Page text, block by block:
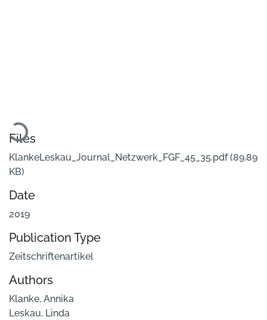
Loading...
Files
KlankeLeskau_Journal_Netzwerk_FGF_45_35.pdf(89.89
KB)
Date
2019
Publication Type
Zeitschriftenartikel
Authors
Klanke, Annika
Leskau, Linda